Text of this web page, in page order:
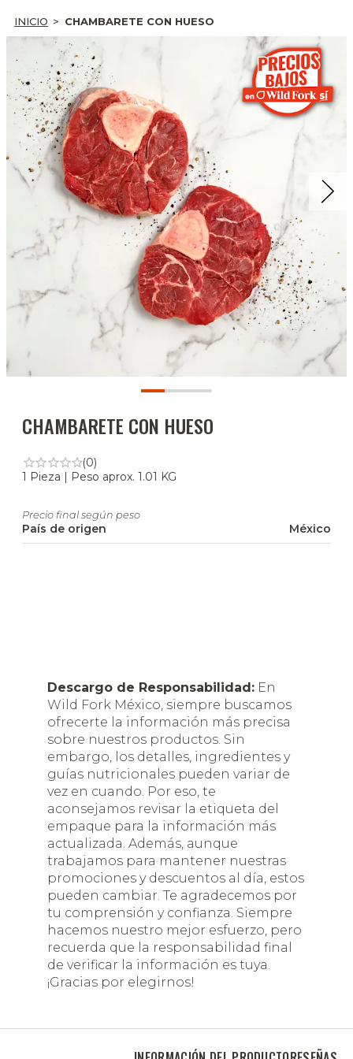
INICIO CHAMBARETE CON HUESO
CHAMBARETE CON HUESO
(0)
1 Pieza | Peso aprox. 1.01 KG
Precio final según peso
País de origen México
Descargo de Responsabilidad: En
Wild Fork México, siempre buscamos
ofrecerte la información más precisa
sobre nuestros productos. Sin
embargo, los detalles, ingredientes y
guías nutricionales pueden variar de
vez en cuando. Por eso, te
aconsejamos revisar la etiqueta del
empaque para la información más
actualizada. Además, aunque
trabajamos para mantener nuestras
promociones y descuentos al día, estos
pueden cambiar. Te agradecemos por
tu comprensión y confianza. Siempre
hacemos nuestro mejor esfuerzo, pero
recuerda que la responsabilidad final
de verificar la información es tuya.
¡Gracias por elegirnos!